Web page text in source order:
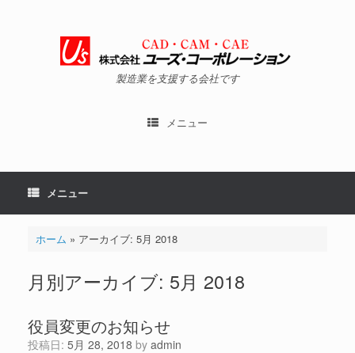
製造業を支援する会社です
メニュー
メニュー
ホーム » アーカイブ: 5月 2018
月別アーカイブ: 5月 2018
役員変更のお知らせ
投稿日: 5月 28, 2018 by admin